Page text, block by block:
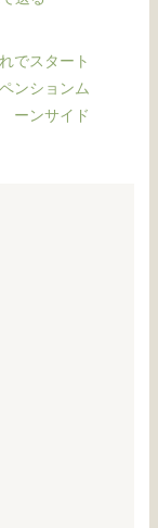
でスタート
ンションム
ーンサイド